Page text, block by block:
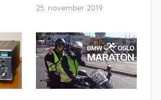
25. november 2019